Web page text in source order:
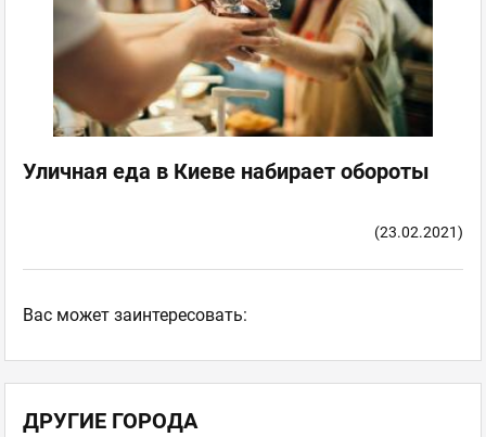
Уличная еда в Киеве набирает обороты
(23.02.2021)
Ваc может заинтересовать:
ДРУГИЕ ГОРОДА